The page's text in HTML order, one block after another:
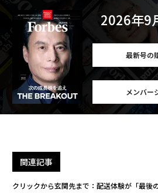
2026年9
最新号の
メンバー
関連記事
クリックから玄関先まで：配送体験が「最後